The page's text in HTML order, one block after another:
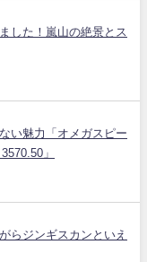
した！嵐山の絶景とス
い魅力「オメガスピー
」
らジンギスカンといえ